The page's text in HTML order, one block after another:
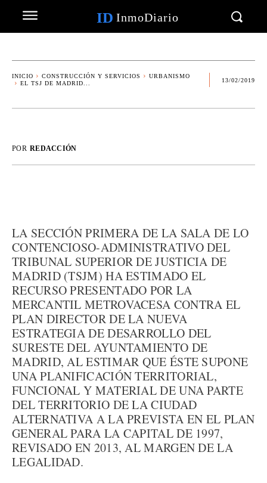
ID InmoDiario
INICIO CONSTRUCCIÓN Y SERVICIOS
URBANISMO
EL TSJ DE MADRID...
13/02/2019
POR REDACCIÓN
LA SECCIÓN PRIMERA DE LA SALA DE LO
CONTENCIOSO-ADMINISTRATIVO DEL
TRIBUNAL SUPERIOR DE JUSTICIA DE
MADRID (TSJM) HA ESTIMADO EL
RECURSO PRESENTADO POR LA
MERCANTIL METROVACESA CONTRA EL
PLAN DIRECTOR DE LA NUEVA
ESTRATEGIA DE DESARROLLO DEL
SURESTE DEL AYUNTAMIENTO DE
MADRID, AL ESTIMAR QUE ÉSTE SUPONE
UNA PLANIFICACIÓN TERRITORIAL,
FUNCIONAL Y MATERIAL DE UNA PARTE
DEL TERRITORIO DE LA CIUDAD
ALTERNATIVA A LA PREVISTA EN EL PLAN
GENERAL PARA LA CAPITAL DE 1997,
REVISADO EN 2013, AL MARGEN DE LA
LEGALIDAD.